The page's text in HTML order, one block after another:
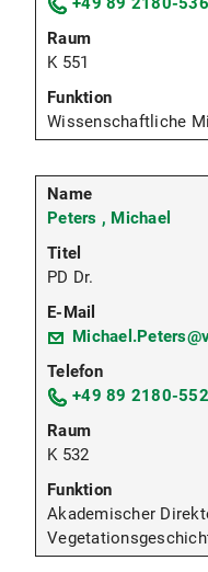
K 551
Wissenschaftliche
Peters , Michael
PD Dr.
+49 89 2180-
K 532
Akademischer